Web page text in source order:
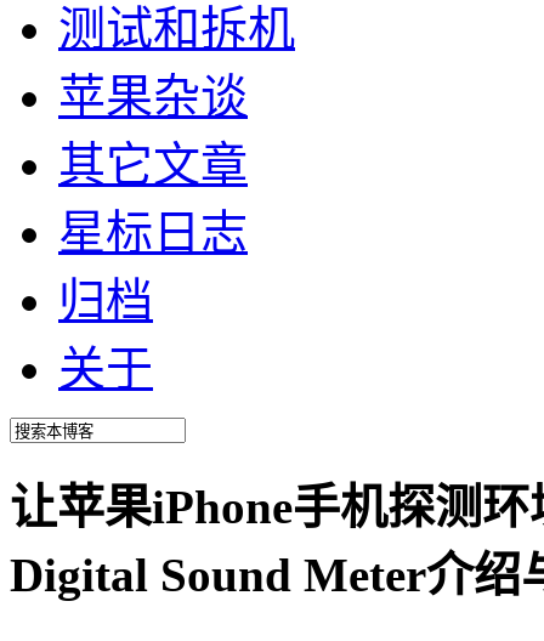
测试和拆机
苹果杂谈
其它文章
星标日志
归档
关于
让苹果iPhone手机探测
Digital Sound Meter介绍